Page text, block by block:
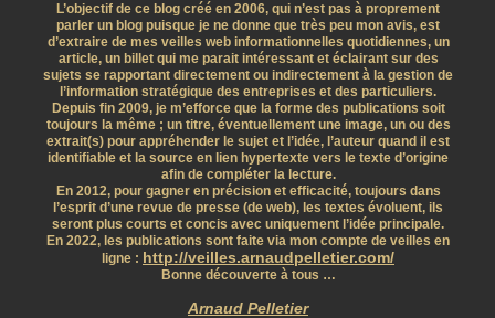
L’objectif de ce blog créé en 2006, qui n’est pas à proprement
parler un blog puisque je ne donne que très peu mon avis, est
d’extraire de mes veilles web informationnelles quotidiennes, un
article, un billet qui me parait intéressant et éclairant sur des
sujets se rapportant directement ou indirectement à la gestion de
l’information stratégique des entreprises et des particuliers.
Depuis fin 2009, je m’efforce que la forme des publications soit
toujours la même ; un titre, éventuellement une image, un ou des
extrait(s) pour appréhender le sujet et l’idée, l’auteur quand il est
identifiable et la source en lien hypertexte vers le texte d’origine
afin de compléter la lecture.
En 2012, pour gagner en précision et efficacité, toujours dans
l’esprit d’une revue de presse (de web), les textes évoluent, ils
seront plus courts et concis avec uniquement l’idée principale.
En 2022, les publications sont faite via mon compte de veilles en
ligne : http://veilles.arnaudpelletier.com/
Bonne découverte à tous …
Arnaud Pelletier